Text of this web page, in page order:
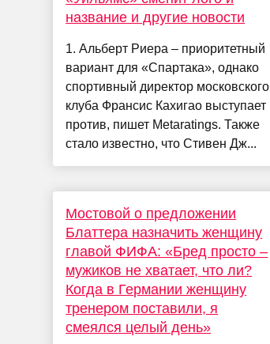
название и другие новости
1. Альберт Риера – приоритетный
вариант для «Спартака», однако
спортивный директор московского
клуба Франсис Кахигао выступает
против, пишет Metaratings. Также
стало известно, что Стивен Дж...
Мостовой о предложении
Блаттера назначить женщину
главой ФИФА: «Бред просто –
мужиков не хватает, что ли?
Когда в Германии женщину
тренером поставили, я
смеялся целый день»